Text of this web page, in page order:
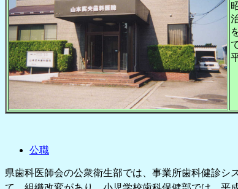
公職
県歯科医師会の公衆衛生部では、事業所歯科健診シ